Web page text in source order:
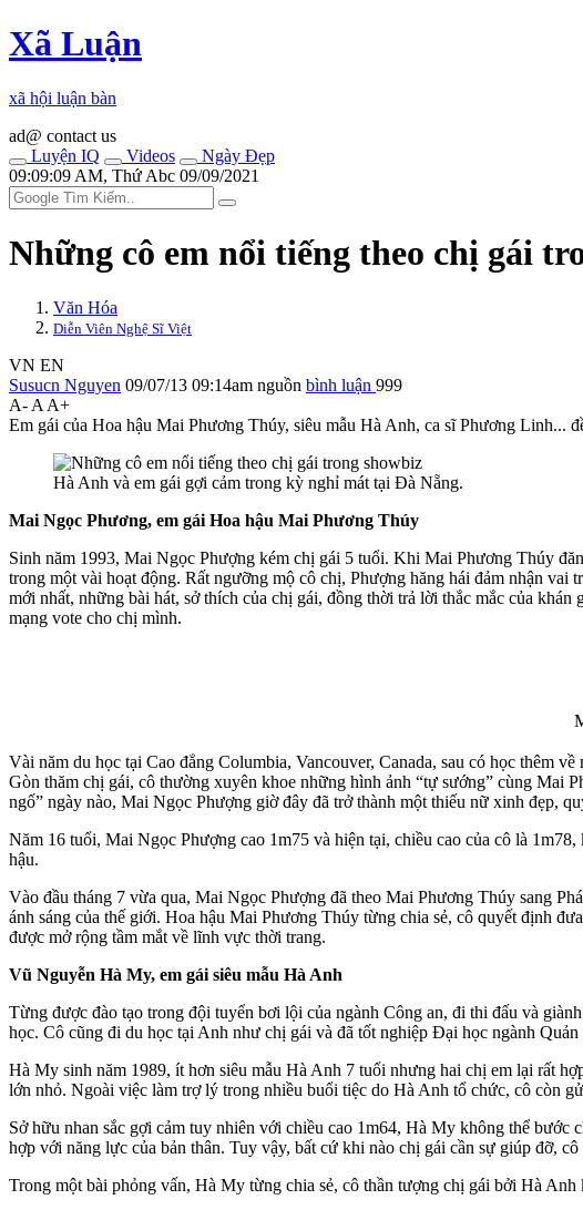
Xã Luận
xã hội luận bàn
ad@ contact us
Luyện IQ
Videos
Ngày Đẹp
09:09:09 AM, Thứ Abc 09/09/2021
Những cô em nổi tiếng theo chị gái
Văn Hóa
Diễn Viên Nghệ Sĩ Việt
VN EN
Susucn Nguyen 09/07/13 09:14am nguồn bình luận 999
A- A A+
Em gái của Hoa hậu Mai Phương Thúy, siêu mẫu Hà Anh, ca sĩ Phương Linh...
Hà Anh và em gái gợi cảm trong kỳ nghỉ mát tại Đà Nẵng.
Mai Ngọc Phương, em gái Hoa hậu Mai Phương Thúy
Sinh năm 1993, Mai Ngọc Phượng kém chị gái 5 tuổi. Khi Mai Phương Thúy
trong một vài hoạt động. Rất ngưỡng mộ cô chị, Phượng hăng hái đảm nhận
mới nhất, những bài hát, sở thích của chị gái, đồng thời trả lời thắc mắc của
mạng vote cho chị mình.
Vài năm du học tại Cao đẳng Columbia, Vancouver, Canada, sau có học thêm
Gòn thăm chị gái, cô thường xuyên khoe những hình ảnh “tự sướng” cùng Mai
ngố” ngày nào, Mai Ngọc Phượng giờ đây đã trở thành một thiếu nữ xinh đẹp,
Năm 16 tuổi, Mai Ngọc Phượng cao 1m75 và hiện tại, chiều cao của cô là
hậu.
Vào đầu tháng 7 vừa qua, Mai Ngọc Phượng đã theo Mai Phương Thúy sang
ánh sáng của thế giới. Hoa hậu Mai Phương Thúy từng chia sẻ, cô quyết định
được mở rộng tầm mắt về lĩnh vực thời trang.
Vũ Nguyễn Hà My, em gái siêu mẫu Hà Anh
Từng được đào tạo trong đội tuyển bơi lội của ngành Công an, đi thi đấu và
học. Cô cũng đi du học tại Anh như chị gái và đã tốt nghiệp Đại học ngành
Hà My sinh năm 1989, ít hơn siêu mẫu Hà Anh 7 tuổi nhưng hai chị em lại rất
lớn nhỏ. Ngoài việc làm trợ lý trong nhiều buổi tiệc do Hà Anh tổ chức, cô còn
Sở hữu nhan sắc gợi cảm tuy nhiên với chiều cao 1m64, Hà My không thể
hợp với năng lực của bản thân. Tuy vậy, bất cứ khi nào chị gái cần sự giúp đỡ,
Trong một bài phỏng vấn, Hà My từng chia sẻ, cô thần tượng chị gái bởi Hà